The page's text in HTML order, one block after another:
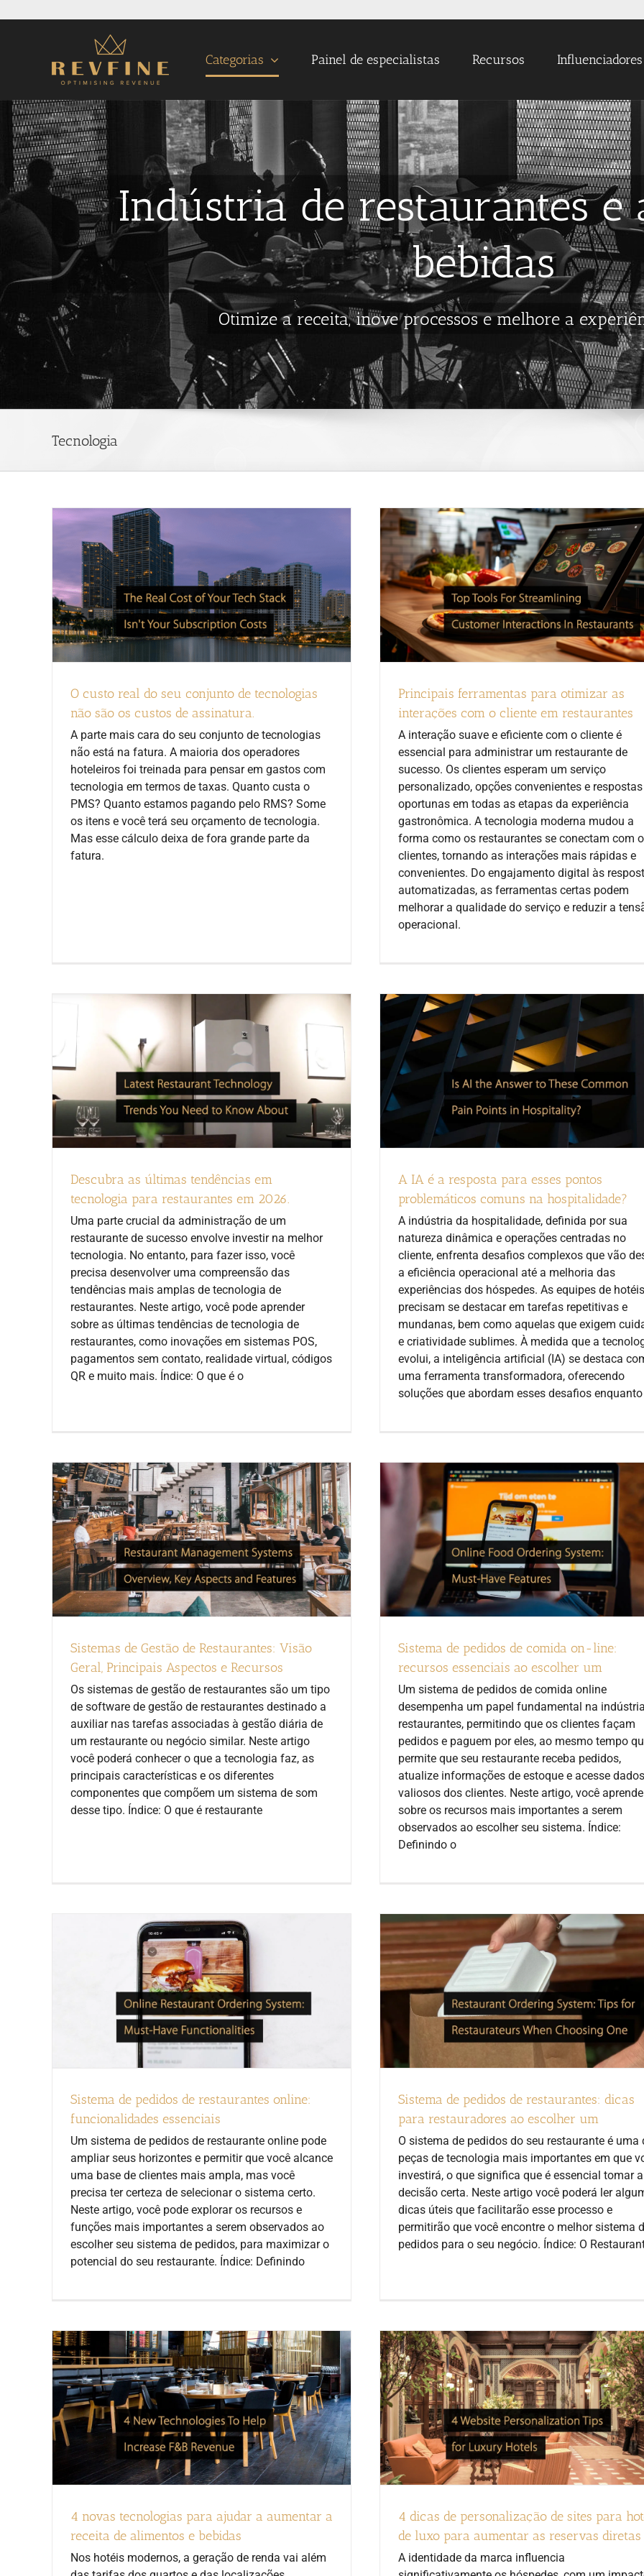
Categorias Painel de especialistas Recursos Influenciadores
Indústria de restaurantes e
bebidas
Otimize a receita, inove processos e melhore a
Tecnologia
O custo real do seu conjunto de tecnologias
não são os custos de assinatura.
A parte mais cara do seu conjunto de tecnologias
não está na fatura. A maioria dos operadores
hoteleiros foi treinada para pensar em gastos com
tecnologia em termos de taxas. Quanto custa o
PMS? Quanto estamos pagando pelo RMS? Some
os itens e você terá seu orçamento de tecnologia.
Mas esse cálculo deixa de fora grande parte da
fatura.
Principais ferramentas para otimizar as
interações com o cliente em restaurantes
A interação suave e eficiente com o cliente é
essencial para administrar um restaurante de
sucesso. Os clientes esperam um serviço
personalizado, opções convenientes e respostas
oportunas em todas as etapas da experiência
gastronômica. A tecnologia moderna mudou a
forma como os restaurantes se conectam com
clientes, tornando as interações mais rápidas e
convenientes. Do engajamento digital às
automatizadas, as ferramentas certas podem
melhorar a qualidade do serviço e reduzir a
operacional.
Descubra as últimas tendências em
tecnologia para restaurantes em 2026.
Uma parte crucial da administração de um
restaurante de sucesso envolve investir na melhor
tecnologia. No entanto, para fazer isso, você
precisa desenvolver uma compreensão das
tendências mais amplas de tecnologia de
restaurantes. Neste artigo, você pode aprender
sobre as últimas tendências de tecnologia de
restaurantes, como inovações em sistemas POS,
pagamentos sem contato, realidade virtual, códigos
QR e muito mais. Índice: O que é o
A IA é a resposta para esses pontos
problemáticos comuns na hospitalidade?
A indústria da hospitalidade, definida por sua
natureza dinâmica e operações centradas no
cliente, enfrenta desafios complexos que vão
a eficiência operacional até a melhoria das
experiências dos hóspedes. As equipes de hotéis
precisam se destacar em tarefas repetitivas e
mundanas, bem como aquelas que exigem
e criatividade sublimes. À medida que a
evolui, a inteligência artificial (IA) se destaca
uma ferramenta transformadora, oferecendo
soluções que abordam esses desafios enquanto
Sistemas de Gestão de Restaurantes: Visão
Geral, Principais Aspectos e Recursos
Os sistemas de gestão de restaurantes são um tipo
de software de gestão de restaurantes destinado a
auxiliar nas tarefas associadas à gestão diária de
um restaurante ou negócio similar. Neste artigo
você poderá conhecer o que a tecnologia faz, as
principais características e os diferentes
componentes que compõem um sistema de som
desse tipo. Índice: O que é restaurante
Sistema de pedidos de comida on-line:
recursos essenciais ao escolher um
Um sistema de pedidos de comida online
desempenha um papel fundamental na
restaurantes, permitindo que os clientes façam
pedidos e paguem por eles, ao mesmo tempo
permite que seu restaurante receba pedidos,
atualize informações de estoque e acesse dados
valiosos dos clientes. Neste artigo, você
sobre os recursos mais importantes a serem
observados ao escolher seu sistema. Índice:
Definindo o
Sistema de pedidos de restaurantes online:
funcionalidades essenciais
Um sistema de pedidos de restaurante online pode
ampliar seus horizontes e permitir que você alcance
uma base de clientes mais ampla, mas você
precisa ter certeza de selecionar o sistema certo.
Neste artigo, você pode explorar os recursos e
funções mais importantes a serem observados ao
escolher seu sistema de pedidos, para maximizar o
potencial do seu restaurante. Índice: Definindo
Sistema de pedidos de restaurantes: dicas
para restauradores ao escolher um
O sistema de pedidos do seu restaurante é uma
peças de tecnologia mais importantes em que
investirá, o que significa que é essencial tomar a
decisão certa. Neste artigo você poderá ler
dicas úteis que facilitarão esse processo e
permitirão que você encontre o melhor sistema
pedidos para o seu negócio. Índice: O
4 novas tecnologias para ajudar a aumentar a
receita de alimentos e bebidas
Nos hotéis modernos, a geração de renda vai além
4 dicas de personalização de sites para
de luxo para aumentar as reservas diretas
A identidade da marca influencia